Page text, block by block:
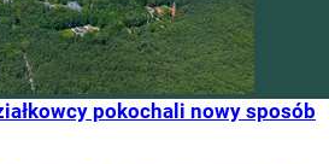
pokochali nowy sposób